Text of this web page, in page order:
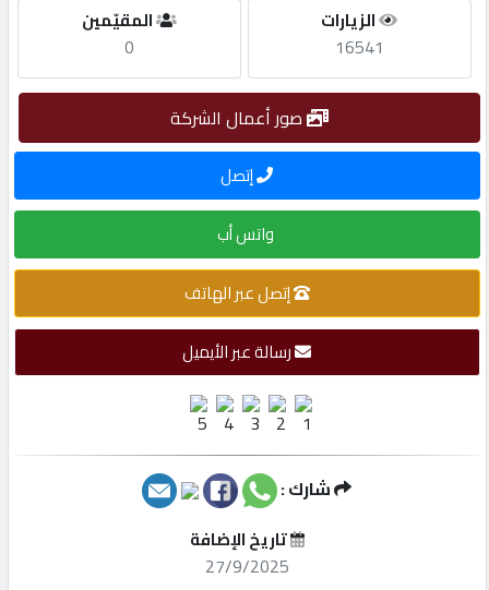
اشتراك
الاحصائيات
شركات
مميزة
المقيّمين
0
الزيارات
16541
صور أعمال الشركة
إتصل
واتس أب
إتصل عبر الهاتف
رسالة عبر الأيميل
شارك :
تاريخ الإضافة
27/9/2025